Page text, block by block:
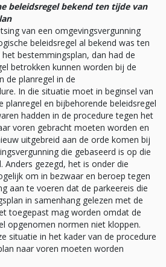
beleidsregel bekend ten tijde van
van een omgevingsvergunning
beleidsregel al bekend was ten
bestemmingsplan, dan had de
betrokken kunnen worden bij de
de planregel in de
In die situatie moet in beginsel van
planregel en bijbehorende beleidsregel
hadden in de procedure tegen het
voren gebracht moeten worden en
uitgebreid aan de orde komen bij
die gebaseerd is op die
Anders gezegd, het is onder die
om in bezwaar en beroep tegen
aan te voeren dat de parkeereis die
in samenhang gelezen met de
toegepast mag worden omdat de
opgenomen normen niet kloppen.
situatie in het kader van de procedure
naar voren moeten worden